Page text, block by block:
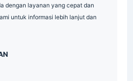
dengan layanan yang cepat dan
untuk informasi lebih lanjut dan